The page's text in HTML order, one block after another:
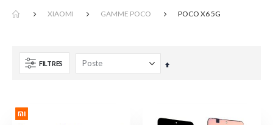
XIAOMI GAMME POCO POCO X6 5G
FILTRES
Par